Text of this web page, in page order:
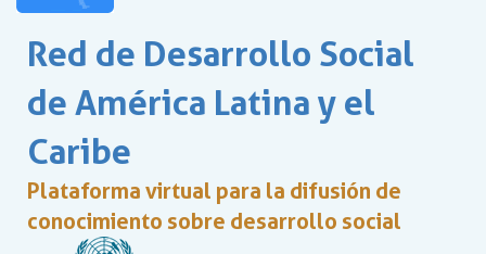
Red de Desarrollo Social
de América Latina y el
Caribe
Plataforma virtual para la difusión de
conocimiento sobre desarrollo social